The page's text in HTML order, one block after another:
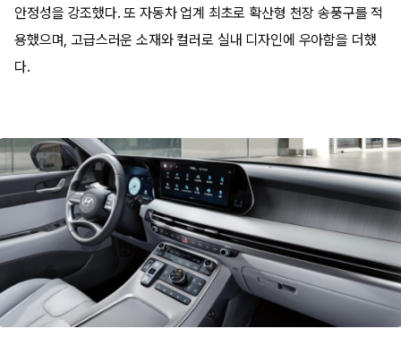
안정성을 강조했다. 또 자동차 업계 최초로 확산형 천장 송풍구를 적
용했으며, 고급스러운 소재와 컬러로 실내 디자인에 우아함을 더했
다.